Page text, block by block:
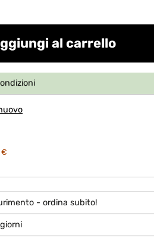
al carrello
€
- ordina subito!